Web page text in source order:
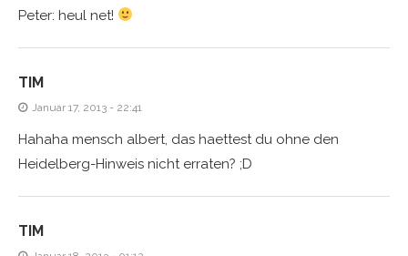
Peter: heul net!
TIM
Januar 17, 2013 - 22:41
Hahaha mensch albert, das haettest du ohne den
Heidelberg-Hinweis nicht erraten? ;D
TIM